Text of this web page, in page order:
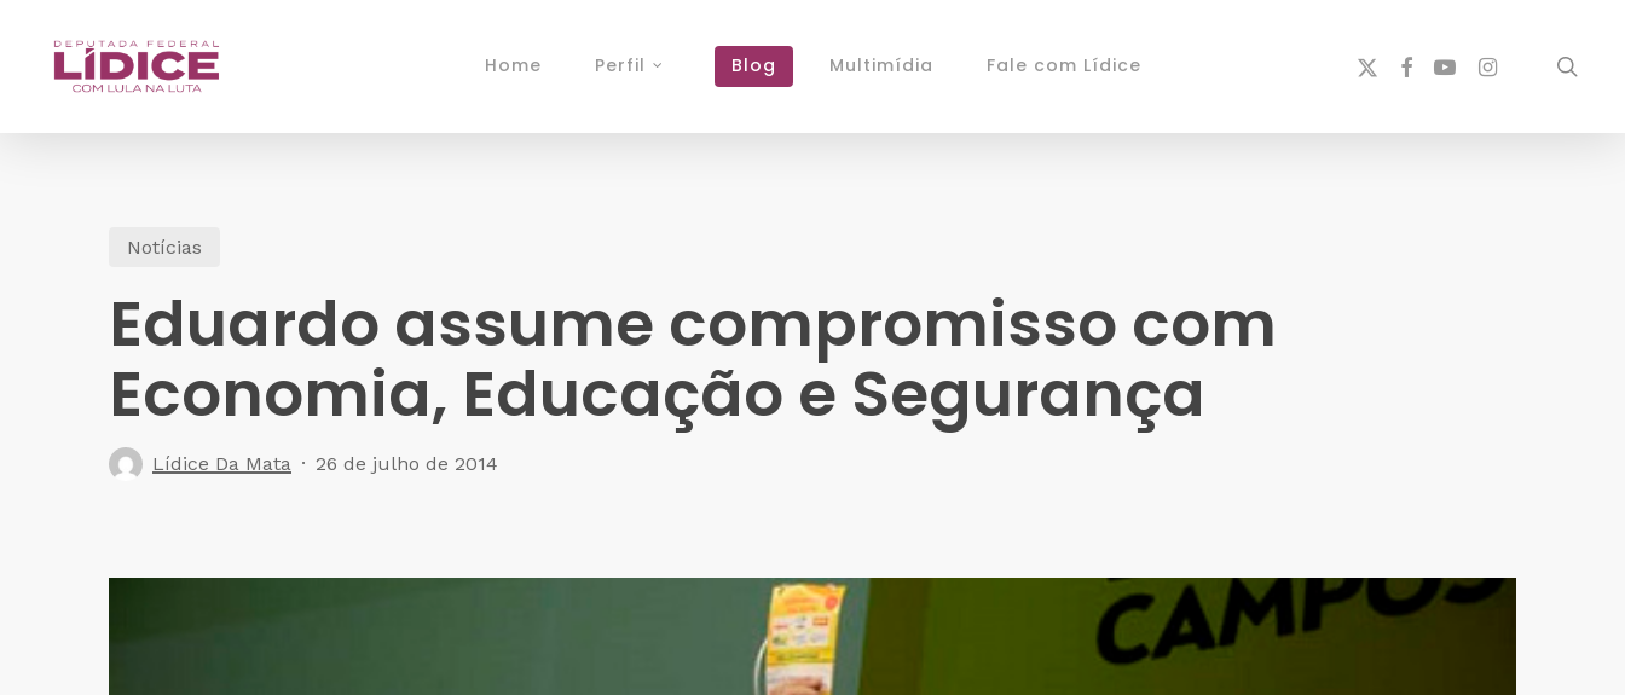
Home Perfil Blog Multimídia Fale com Lídice
x-
facebook
youtubeinstagram
Notícias
Eduardo assume compromisso com
Economia, Educação e Segurança
Lídice Da Mata 26 de julho de 2014